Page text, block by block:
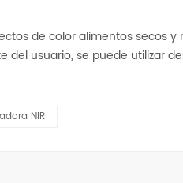
de color alimentos secos
usuario, se puede utilizar
NIR